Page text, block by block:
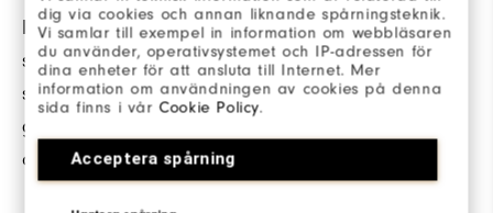
dig via cookies och annan liknande spårningsteknik.
Vi samlar till exempel in information om webbläsaren
du använder, operativsystemet och IP-adressen för
dina enheter för att ansluta till Internet. Mer
information om användningen av cookies på denna
sida finns i vårCookie Policy.
Acceptera spårning
Ett fyrvägs
stretchfoder anpassar
sig efter dig för att
ge ytterligare komfort
och skydd.
81% Polyester / 19%
Elastane